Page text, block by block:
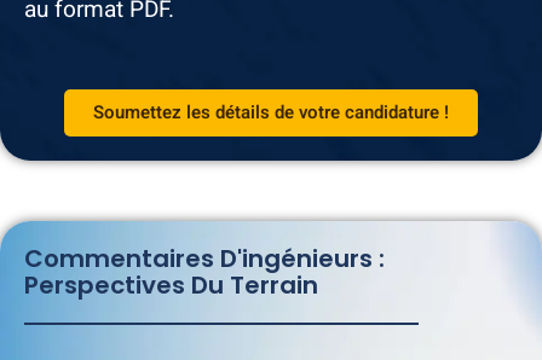
au format PDF.
Soumettez les détails de votre candidature !
Commentaires D'ingénieurs :
Perspectives Du Terrain